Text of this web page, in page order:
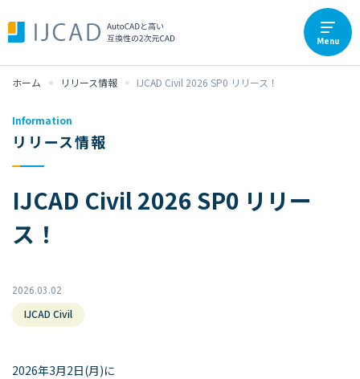
Menu
ホーム リリース情報 IJCAD Civil 2026 SP0 リリース！
Information
リリース情報
IJCAD Civil 2026 SP0 リリー
ス！
2026.03.02
IJCAD Civil
2026年3月2日(月)に